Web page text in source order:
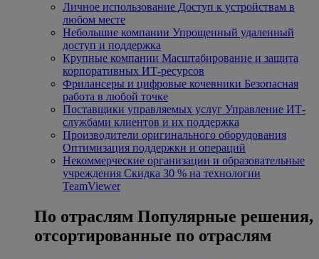
Личное использование Доступ к устройствам в
любом месте
Небольшие компании Упрощенный удаленный
доступ и поддержка
Крупные компании Масштабирование и защита
корпоративных ИТ-ресурсов
Фрилансеры и цифровые кочевники Безопасная
работа в любой точке
Поставщики управляемых услуг Управление ИТ-
службами клиентов и их поддержка
Производители оригинального оборудования
Оптимизация поддержки и операций
Некоммерческие организации и образовательные
учреждения Скидка 30 % на технологии
TeamViewer
По отраслям Популярные решения,
отсортированные по отраслям